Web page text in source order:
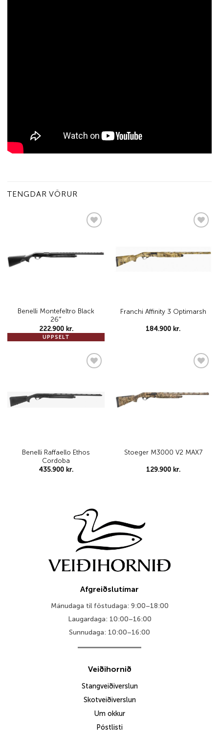
TENGDAR VÖRUR
UPPSELT
Benelli Montefeltro Black
26″
222.900 kr.
Franchi Affinity 3 Optimarsh
184.900 kr.
Benelli Raffaello Ethos
Cordoba
435.900 kr.
Stoeger M3000 V2 MAX7
129.900 kr.
Afgreiðslutímar
Mánudaga til föstudaga: 9:00–18:00
Laugardaga: 10:00–16:00
Sunnudaga: 10:00–16:00
Veiðihornið
Stangveiðiverslun
Skotveiðiverslun
Um okkur
Póstlisti